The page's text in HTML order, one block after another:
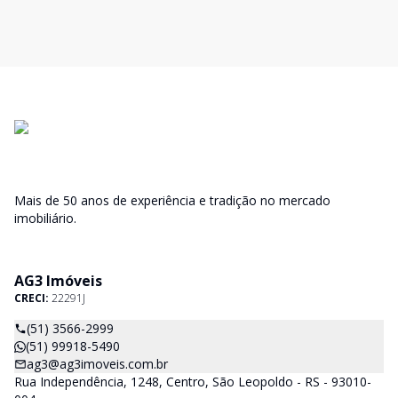
Mais de 50 anos de experiência e tradição no mercado
imobiliário.
AG3 Imóveis
CRECI: 22291J
(51) 3566-2999
(51) 99918-5490
ag3@ag3imoveis.com.br
Rua Independência, 1248, Centro, São Leopoldo - RS - 93010-